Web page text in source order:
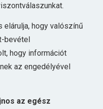
elárulja, hogy valószínű
bevétel
hogy információt
az engedélyével
az egész